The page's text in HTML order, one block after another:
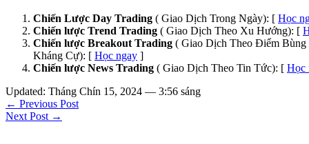
Chiến Lược Day Trading ( Giao Dịch Trong Ngày): [ Học
Chiến lược Trend Trading ( Giao Dịch Theo Xu Hướng): [
Chiến lược Breakout Trading ( Giao Dịch Theo Điểm Bùng
Kháng Cự): [ Học ngay ]
Chiến lược News Trading ( Giao Dịch Theo Tin Tức): [ Học
Updated: Tháng Chín 15, 2024 — 3:56 sáng
← Previous Post
Next Post →